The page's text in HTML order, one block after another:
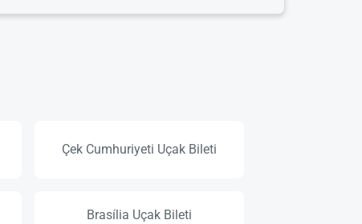
Çek Cumhuriyeti Uçak Bileti
Brasília Uçak Bileti